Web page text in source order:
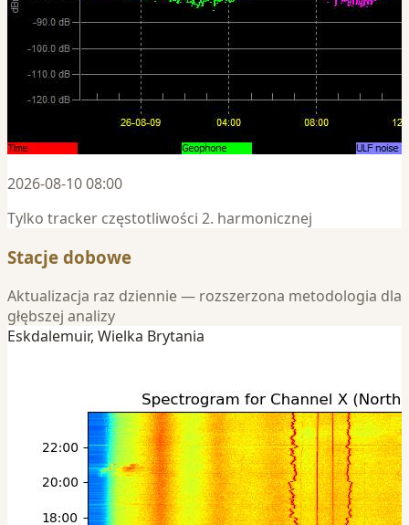
2026-08-10 08:00
Tylko tracker częstotliwości 2. harmonicznej
Stacje dobowe
Aktualizacja raz dziennie — rozszerzona metodologia dla
głębszej analizy
Eskdalemuir, Wielka Brytania